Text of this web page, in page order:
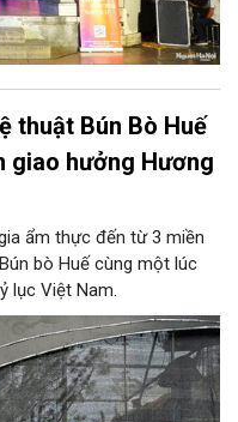
thuật Bún Bò Huế
giao hưởng Hương
ẩm thực đến từ 3 miền
bò Huế cùng một lúc
lục Việt Nam.